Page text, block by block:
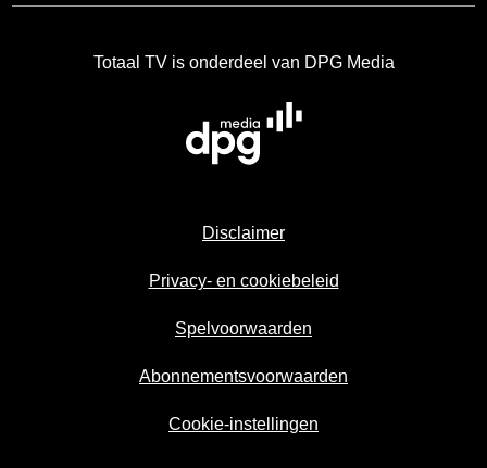
Totaal TV is onderdeel van DPG Media
Disclaimer
Privacy- en cookiebeleid
Spelvoorwaarden
Abonnementsvoorwaarden
Cookie-instellingen